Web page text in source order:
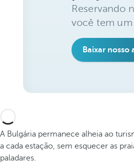
Reservando
você tem um
Baixar nosso
A Bulgária permanece alheia ao
a cada estação, sem esquecer as
paladares.